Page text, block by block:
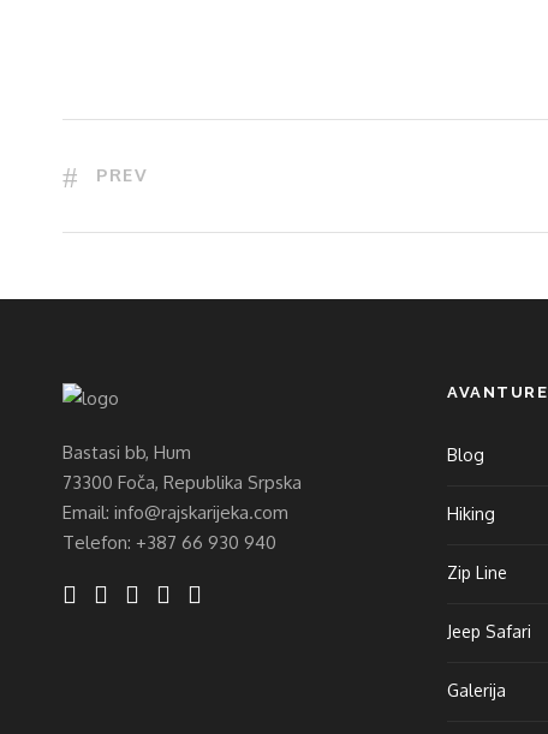
PREV
Bastasi bb, Hum
73300 Foča, Republika Srpska
Email: info@rajskarijeka.com
Telefon: +387 66 930 940
AVANTURE
Blog
Hiking
Zip Line
Jeep Safari
Galerija